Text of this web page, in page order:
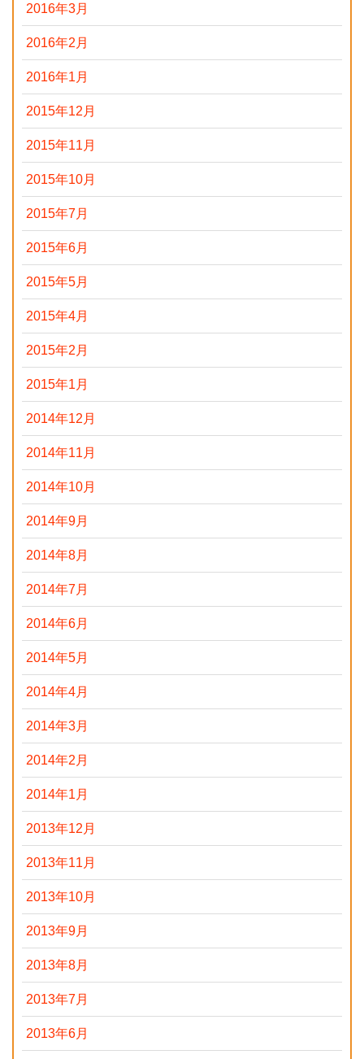
2016年3月
2016年2月
2016年1月
2015年12月
2015年11月
2015年10月
2015年7月
2015年6月
2015年5月
2015年4月
2015年2月
2015年1月
2014年12月
2014年11月
2014年10月
2014年9月
2014年8月
2014年7月
2014年6月
2014年5月
2014年4月
2014年3月
2014年2月
2014年1月
2013年12月
2013年11月
2013年10月
2013年9月
2013年8月
2013年7月
2013年6月